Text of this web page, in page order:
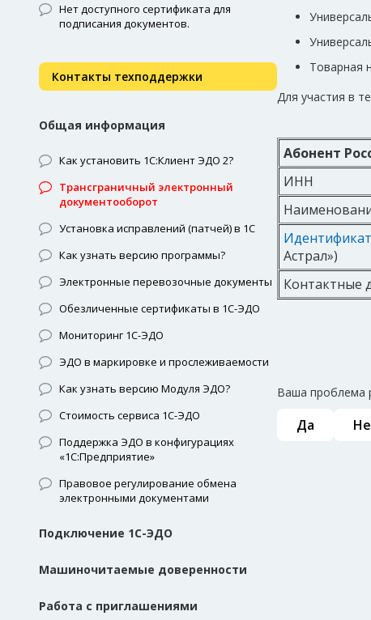
Нет доступного сертификата для
подписания документов.
Контакты техподдержки
Общая информация
Как установить 1С:Клиент ЭДО 2?
Трансграничный электронный
документооборот
Установка исправлений (патчей) в 1С
Как узнать версию программы?
Электронные перевозочные документы
Обезличенные сертификаты в 1С-ЭДО
Мониторинг 1С-ЭДО
ЭДО в маркировке и прослеживаемости
Как узнать версию Модуля ЭДО?
Стоимость сервиса 1С-ЭДО
Поддержка ЭДО в конфигурациях
«1С:Предприятие»
Правовое регулирование обмена
электронными документами
Подключение 1С-ЭДО
Машиночитаемые доверенности
Работа с приглашениями
Товарная
Для участия в
Абонент
ИНН
Астрал»)
Контактные
Ваша проблема
Да